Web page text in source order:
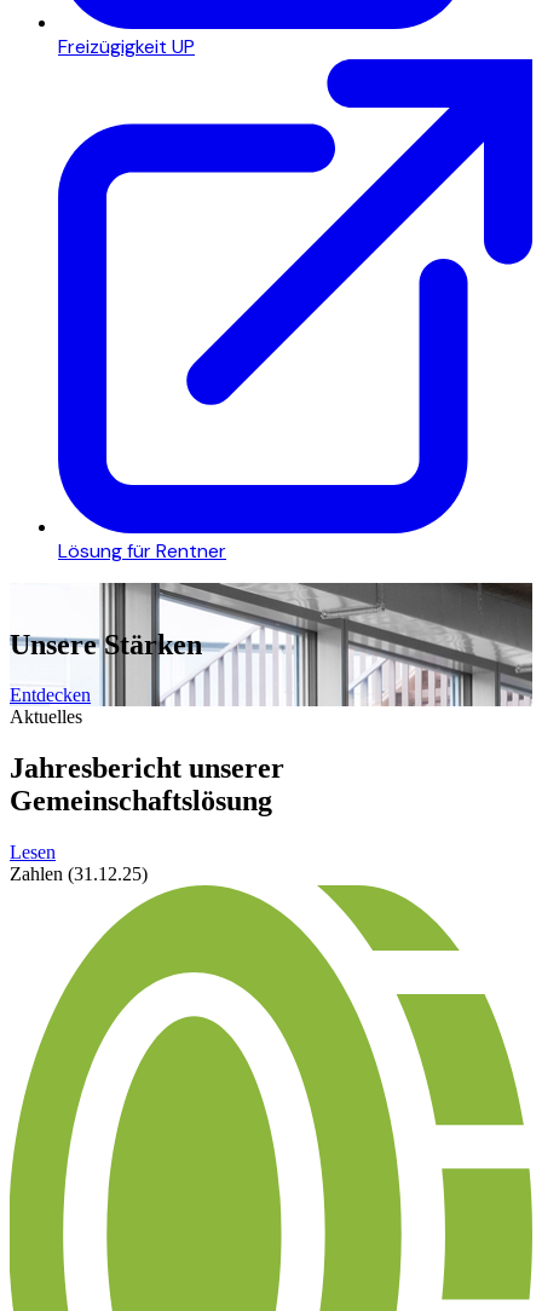
Freizügigkeit UP
Lösung für Rentner
Unsere Stärken
Entdecken
Aktuelles
Jahresbericht unserer
Gemeinschaftslösung
Lesen
Zahlen (31.12.25)